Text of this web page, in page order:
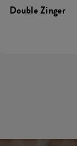
Double Zinger